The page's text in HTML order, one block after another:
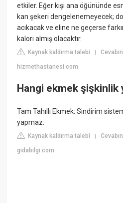
etkiler. Eğer kişi ana öğününde
kan şekeri dengelenemeyecek;
acıkacak ve eline ne geçerse
kalori almış olacaktır.
Kaynak kaldırma talebi |
hizmethastanesi.com
Hangi ekmek şişkinlik
Tam Tahıllı Ekmek: Sindirim
yapmaz.
Kaynak kaldırma talebi |
gidabilgi.com